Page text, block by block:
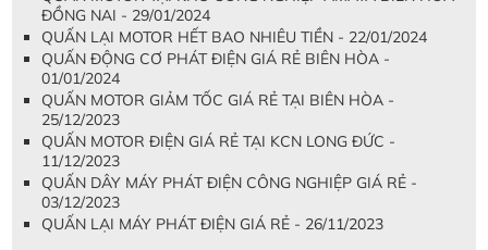
ĐỒNG NAI - 29/01/2024
QUẤN LẠI MOTOR HẾT BAO NHIÊU TIỀN - 22/01/2024
QUẤN ĐỘNG CƠ PHÁT ĐIỆN GIÁ RẺ BIÊN HÒA -
01/01/2024
QUẤN MOTOR GIẢM TỐC GIÁ RẺ TẠI BIÊN HÒA -
25/12/2023
QUẤN MOTOR ĐIỆN GIÁ RẺ TẠI KCN LONG ĐỨC -
11/12/2023
QUẤN DÂY MÁY PHÁT ĐIỆN CÔNG NGHIỆP GIÁ RẺ -
03/12/2023
QUẤN LẠI MÁY PHÁT ĐIỆN GIÁ RẺ - 26/11/2023